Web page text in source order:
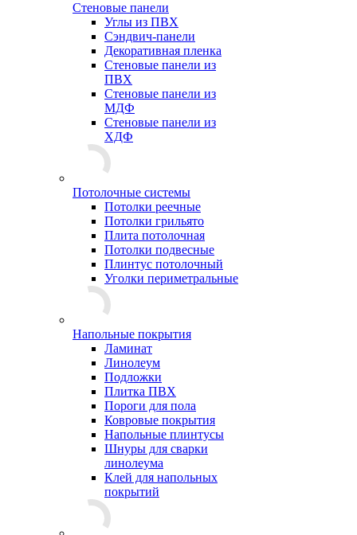
Стеновые панели
Углы из ПВХ
Сэндвич-панели
Декоративная пленка
Стеновые панели из
ПВХ
Стеновые панели из
МДФ
Стеновые панели из
ХДФ
Потолочные системы
Потолки реечные
Потолки грильято
Плита потолочная
Потолки подвесные
Плинтус потолочный
Уголки периметральные
Напольные покрытия
Ламинат
Линолеум
Подложки
Плитка ПВХ
Пороги для пола
Ковровые покрытия
Напольные плинтусы
Шнуры для сварки
линолеума
Клей для напольных
покрытий